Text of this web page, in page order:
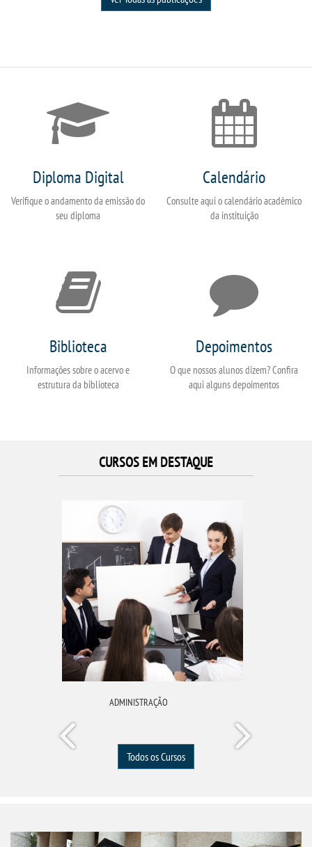
Diploma Digital
Verifique o andamento da emissão do
seu diploma
Calendário
Consulte aqui o calendário acadêmico
da instituição
Biblioteca
Informações sobre o acervo e
estrutura da biblioteca
Depoimentos
O que nossos alunos dizem? Confira
aqui alguns depoimentos
CURSOS EM DESTAQUE
ADMINISTRAÇÃO
Todos os Cursos